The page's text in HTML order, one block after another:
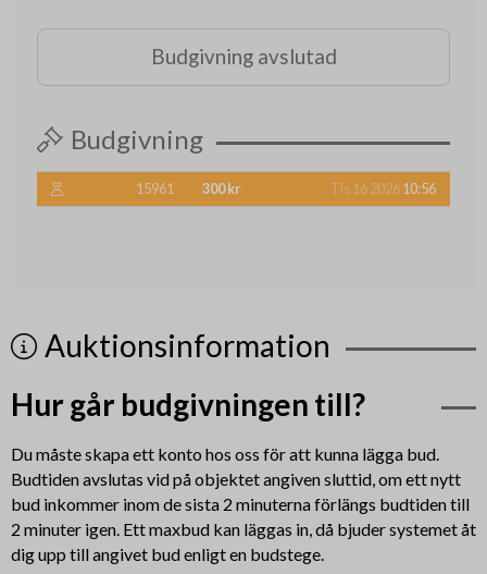
Budgivning avslutad
Budgivning
15961 300 kr Tis 16 202610:56
Auktionsinformation
Hur går budgivningen till?
Du måste skapa ett konto hos oss för att kunna lägga bud.
Budtiden avslutas vid på objektet angiven sluttid, om ett nytt
bud inkommer inom de sista 2 minuterna förlängs budtiden till
2 minuter igen. Ett maxbud kan läggas in, då bjuder systemet åt
dig upp till angivet bud enligt en budstege.